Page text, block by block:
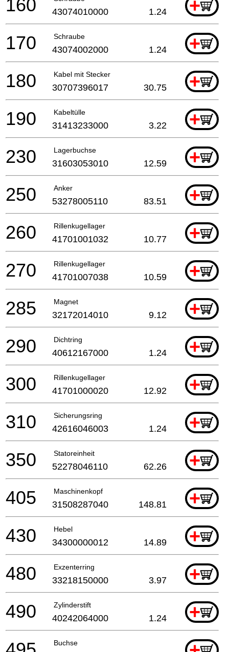
+
160 43074010000 1.24
Schraube +
170 43074002000 1.24
Kabel mit Stecker +
180 30707396017 30.75
Kabeltülle +
190 31413233000 3.22
Lagerbuchse +
230 31603053010 12.59
Anker +
250 53278005110 83.51
Rillenkugellager +
260 41701001032 10.77
Rillenkugellager +
270 41701007038 10.59
Magnet +
285 32172014010 9.12
Dichtring +
290 40612167000 1.24
Rillenkugellager +
300 41701000020 12.92
Sicherungsring +
310 42616046003 1.24
Statoreinheit +
350 52278046110 62.26
Maschinenkopf +
405 31508287040 148.81
Hebel +
430 34300000012 14.89
Exzenterring +
480 33218150000 3.97
Zylinderstift +
490 40242064000 1.24
Buchse